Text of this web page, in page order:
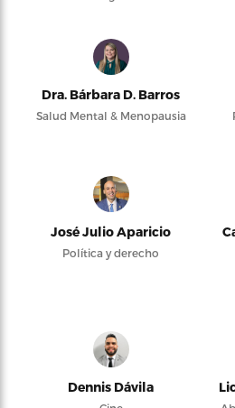
Dra. Bárbara D. Barros
Salud Mental & Menopausia
José Julio Aparicio
Política y derecho
Dennis Dávila